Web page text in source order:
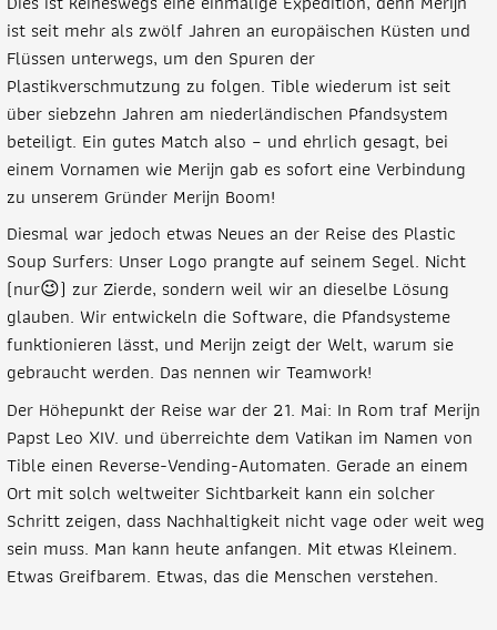
ist seit mehr als zwölf Jahren an europäischen Küsten und
Flüssen unterwegs, um den Spuren der
Plastikverschmutzung zu folgen. Tible wiederum ist seit
über siebzehn Jahren am niederländischen Pfandsystem
beteiligt. Ein gutes Match also – und ehrlich gesagt, bei
einem Vornamen wie Merijn gab es sofort eine Verbindung
zu unserem Gründer Merijn Boom!
Diesmal war jedoch etwas Neues an der Reise des Plastic
Soup Surfers: Unser Logo prangte auf seinem Segel. Nicht
(nur😉) zur Zierde, sondern weil wir an dieselbe Lösung
glauben. Wir entwickeln die Software, die Pfandsysteme
funktionieren lässt, und Merijn zeigt der Welt, warum sie
gebraucht werden. Das nennen wir Teamwork!
Der Höhepunkt der Reise war der 21. Mai: In Rom traf Merijn
Papst Leo XIV. und überreichte dem Vatikan im Namen von
Tible einen Reverse-Vending-Automaten. Gerade an einem
Ort mit solch weltweiter Sichtbarkeit kann ein solcher
Schritt zeigen, dass Nachhaltigkeit nicht vage oder weit weg
sein muss. Man kann heute anfangen. Mit etwas Kleinem.
Etwas Greifbarem. Etwas, das die Menschen verstehen.